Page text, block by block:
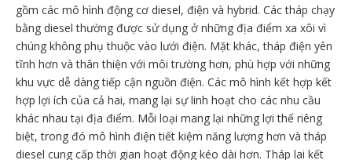
gồm các mô hình động cơ diesel, điện và hybrid. Các tháp chạy
bằng diesel thường được sử dụng ở những địa điểm xa xôi vì
chúng không phụ thuộc vào lưới điện. Mặt khác, tháp điện yên
tĩnh hơn và thân thiện với môi trường hơn, phù hợp với những
khu vực dễ dàng tiếp cận nguồn điện. Các mô hình kết hợp kết
hợp lợi ích của cả hai, mang lại sự linh hoạt cho các nhu cầu
khác nhau tại địa điểm. Mỗi loại mang lại những lợi thế riêng
biệt, trong đó mô hình điện tiết kiệm năng lượng hơn và tháp
diesel cung cấp thời gian hoạt động kéo dài hơn. Tháp lai kết